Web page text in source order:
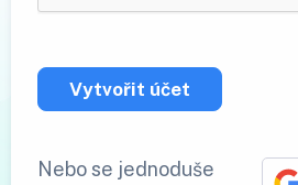
Vytvořit účet
Nebo se jednoduše